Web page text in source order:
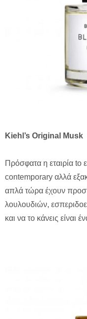
Kiehl’s Original Musk
Πρόσφατα η εταιρία tο
contemporary αλλά
απλά τώρα έχουν
λουλουδιών,
και να το κάνεις είναι